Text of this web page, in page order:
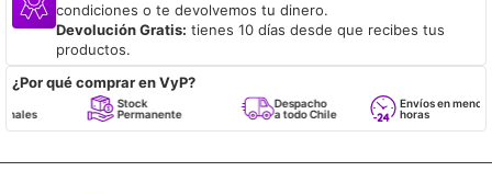
condiciones o te devolvemos tu dinero.
Devolución Gratis: tienes 10 días desde que recibes tus
productos.
¿Por qué comprar en VyP?
Stock
Permanente
Despacho
a todo Chile
Envíos en menos de 24
horas